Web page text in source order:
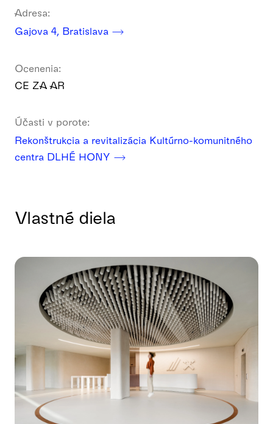
Adresa:
Gajova 4, Bratislava
Ocenenia:
CE ZA AR
Účasti v porote:
Rekonštrukcia a revitalizácia Kultúrno-komunitného
centra DLHÉ HONY
Vlastné diela